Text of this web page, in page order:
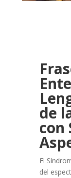
de
con
El
del